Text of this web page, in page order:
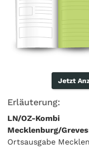
Jetzt
Erläuterung:
LN/OZ-Kombi
Mecklenburg/
Ortsausgabe